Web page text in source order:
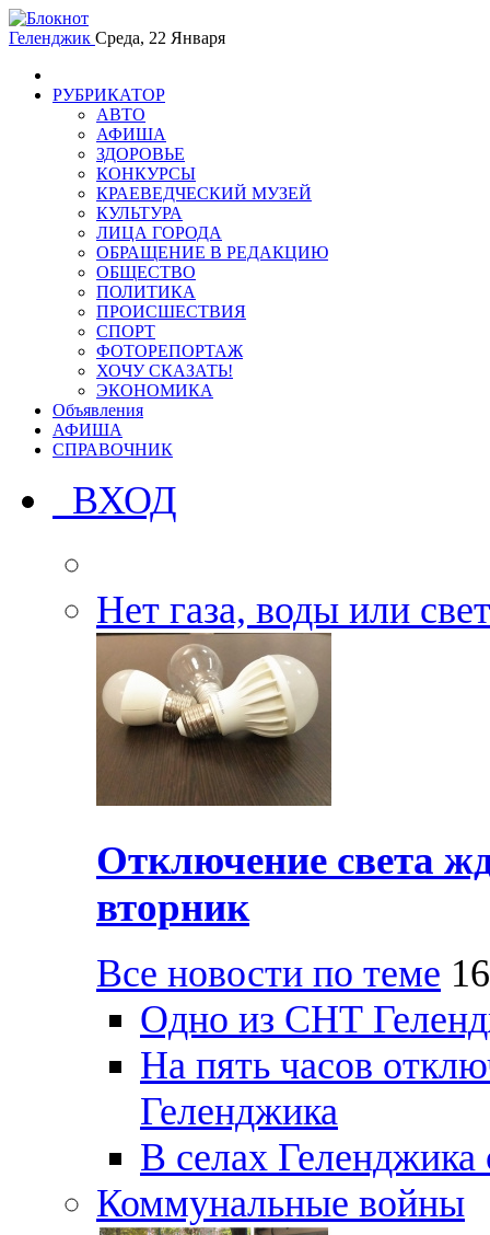
Геленджик Среда, 22 Января
РУБРИКАТОР
АВТО
АФИША
ЗДОРОВЬЕ
КОНКУРСЫ
КРАЕВЕДЧЕСКИЙ МУЗЕЙ
КУЛЬТУРА
ЛИЦА ГОРОДА
ОБРАЩЕНИЕ В РЕДАКЦИЮ
ОБЩЕСТВО
ПОЛИТИКА
ПРОИСШЕСТВИЯ
СПОРТ
ФОТОРЕПОРТАЖ
ХОЧУ СКАЗАТЬ!
ЭКОНОМИКА
Объявления
АФИША
СПРАВОЧНИК
ВХОД
Нет газа, воды или
Отключение света
вторник
Все новости по теме
Одно из СНТ
На пять часов
Геленджика
В селах Геленджика
Коммунальные войны